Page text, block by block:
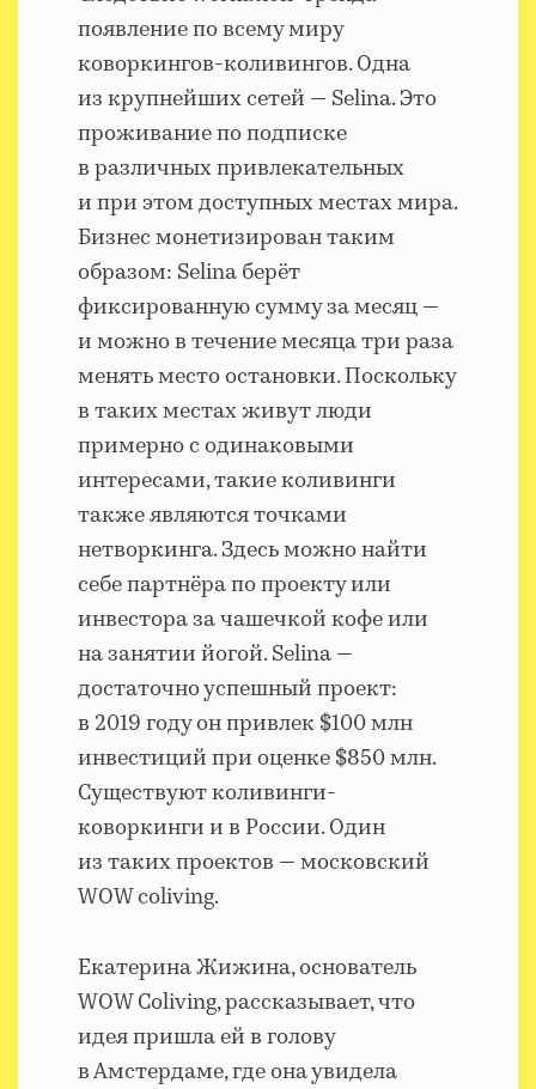
появление по всему миру
коворкингов-коливингов. Одна
из крупнейших сетей — Selina. Это
проживание по подписке
в различных привлекательных
и при этом доступных местах мира.
Бизнес монетизирован таким
образом: Selina берёт
фиксированную сумму за месяц —
и можно в течение месяца три раза
менять место остановки. Поскольку
в таких местах живут люди
примерно с одинаковыми
интересами, такие коливинги
также являются точками
нетворкинга. Здесь можно найти
себе партнёра по проекту или
инвестора за чашечкой кофе или
на занятии йогой. Selina —
достаточно успешный проект:
в 2019 году он привлек $100 млн
инвестиций при оценке $850 млн.
Существуют коливинги-
коворкинги и в России. Один
из таких проектов — московский
WOW coliving.
Екатерина Жижина, основатель
WOW Coliving, рассказывает, что
идея пришла ей в голову
в Амстердаме, где она увидела